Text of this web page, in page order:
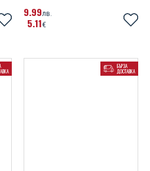
9 99лв.
5 11€
БЪРЗА
ДОСТАВКА